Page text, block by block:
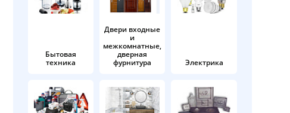
Бытовая
техника
Двери входные
и
межкомнатные,
дверная
фурнитура
Электрика